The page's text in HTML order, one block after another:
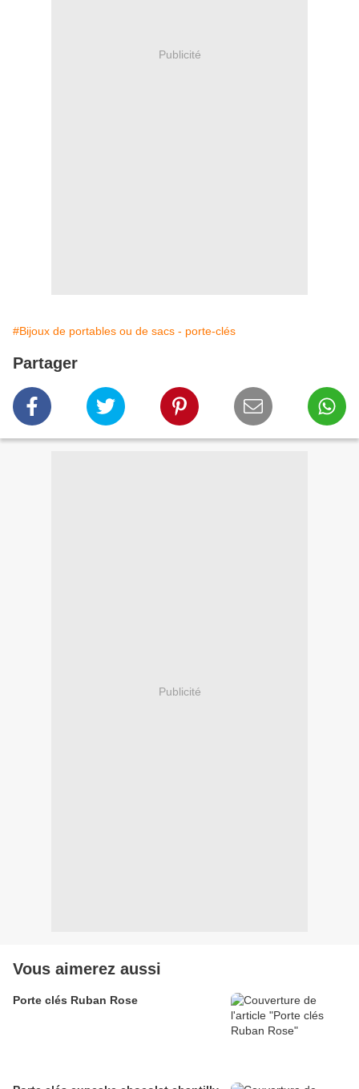
Publicité
#Bijoux de portables ou de sacs - porte-clés
Partager
Publicité
Vous aimerez aussi
Porte clés Ruban Rose